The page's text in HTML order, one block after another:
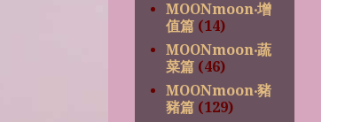
MOONmoon‧增
值篇 (14)
MOONmoon‧蔬
菜篇 (46)
MOONmoon‧豬
豬篇 (129)